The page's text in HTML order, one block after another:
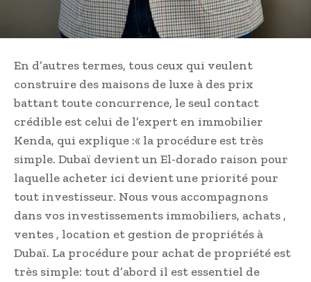
En d’autres termes, tous ceux qui veulent
construire des maisons de luxe à des prix
battant toute concurrence, le seul contact
crédible est celui de l’expert en immobilier
Kenda, qui explique :« la procédure est très
simple. Dubaï devient un El-dorado raison pour
laquelle acheter ici devient une priorité pour
tout investisseur. Nous vous accompagnons
dans vos investissements immobiliers, achats ,
ventes , location et gestion de propriétés à
Dubaï. La procédure pour achat de propriété est
très simple: tout d’abord il est essentiel de